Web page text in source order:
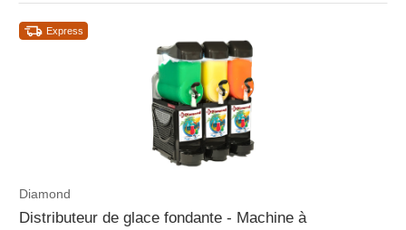
Express
Diamond
Distributeur de glace fondante - Machine à